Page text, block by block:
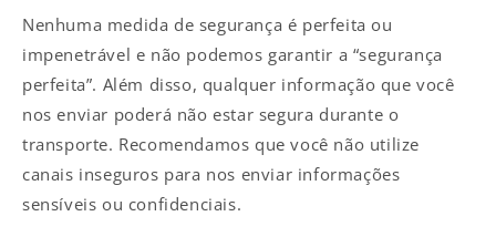
Nenhuma medida de segurança é perfeita ou
impenetrável e não podemos garantir a “segurança
perfeita”. Além disso, qualquer informação que você
nos enviar poderá não estar segura durante o
transporte. Recomendamos que você não utilize
canais inseguros para nos enviar informações
sensíveis ou confidenciais.